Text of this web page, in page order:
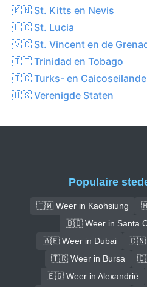
🇰🇳 St. Kitts en Nevis
🇱🇨 St. Lucia
🇻🇨 St. Vincent en de
🇹🇹 Trinidad en Tobago
🇹🇨 Turks- en
🇺🇸 Verenigde Staten
Populaire
🇹🇼 Weer in Kaohsiung
🇧🇴 Weer in Santa
🇦🇪 Weer in Dubai
🇨🇳
🇹🇷 Weer in Bursa
🇪🇬 Weer in Alexandrië